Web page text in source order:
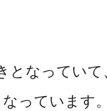
となってい
なっています